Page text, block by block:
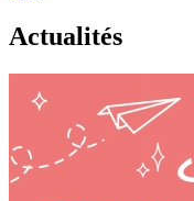
Actualités